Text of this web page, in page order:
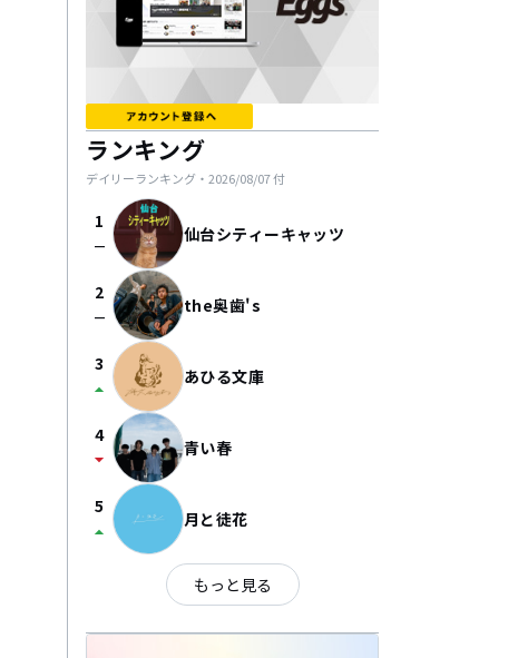
ランキング
デイリーランキング・ 2026/08/07付
1
check_indeterminate_small 仙台シティーキャッツ
2
check_indeterminate_small the奥歯's
3
arrow_drop_up あひる文庫
4
arrow_drop_down 青い春
5
arrow_drop_up 月と徒花
もっと見る